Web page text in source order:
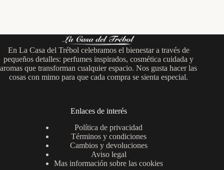
En La Casa del Trébol celebramos el bienestar a través de
pequeños detalles: perfumes inspirados, cosmética cuidada y
aromas que transforman cualquier espacio. Nos gusta hacer las
cosas con mimo para que cada compra se sienta especial.
Enlaces de interés
Política de privacidad
Términos y condiciones
Cambios y devoluciones
Aviso legal
Mas información sobre las cookies